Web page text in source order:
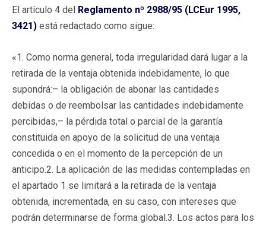
El artículo 4 del Reglamento nº 2988/95 (LCEur 1995,
3421) está redactado como sigue:
«1. Como norma general, toda irregularidad dará lugar a la
retirada de la ventaja obtenida indebidamente, lo que
supondrá:– la obligación de abonar las cantidades
debidas o de reembolsar las cantidades indebidamente
percibidas,– la pérdida total o parcial de la garantía
constituida en apoyo de la solicitud de una ventaja
concedida o en el momento de la percepción de un
anticipo.2. La aplicación de las medidas contempladas en
el apartado 1 se limitará a la retirada de la ventaja
obtenida, incrementada, en su caso, con intereses que
podrán determinarse de forma global.3. Los actos para los